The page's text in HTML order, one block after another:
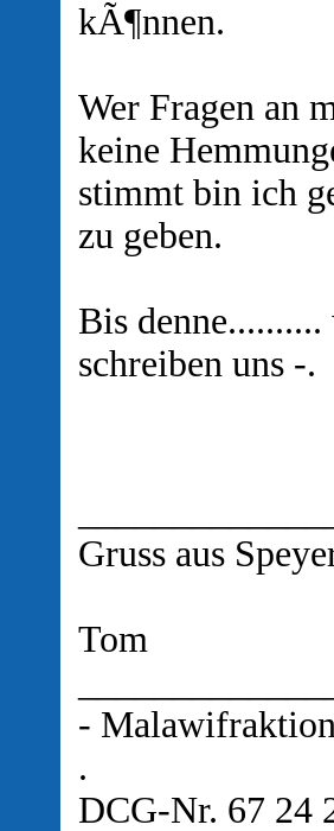
kÃ¶nnen.
Wer Fragen an
keine
stimmt bin ich
zu geben.
Bis
schreiben uns -.
Gruss aus
Tom
-
.
DCG-Nr. 67 24